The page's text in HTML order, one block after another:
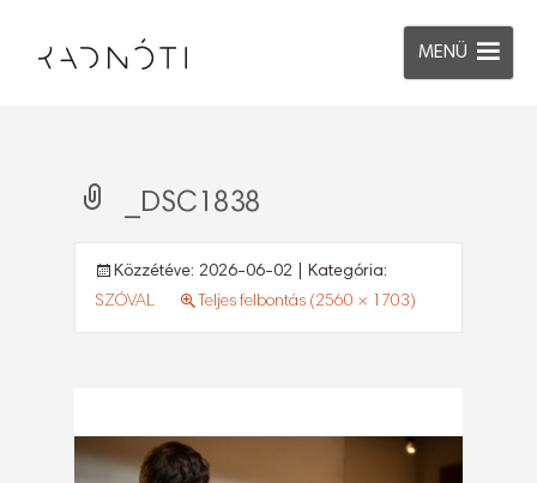
MENÜ
_DSC1838
Közzétéve: 2026-06-02 | Kategória:
SZÓVAL
Teljes felbontás (2560 × 1703)